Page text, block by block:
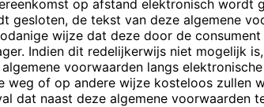
op afstand elektronisch
gesloten, de tekst van deze algemene
wijze dat deze door de
Indien dit redelijkerwijs niet mogelijk
voorwaarden langs
weg of op andere wijze kosteloos zullen
dat naast deze algemene voorwaarden